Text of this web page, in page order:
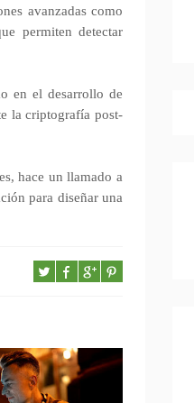
avanzadas como
permiten detectar
en el desarrollo de
la criptografía post-
hace un llamado a
para diseñar una